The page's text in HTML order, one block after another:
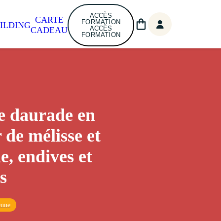
CARTE
CADEAU
ACCÈS
FORMATION
ACCÈS
FORMATION
daurade en
mélisse et
endives et